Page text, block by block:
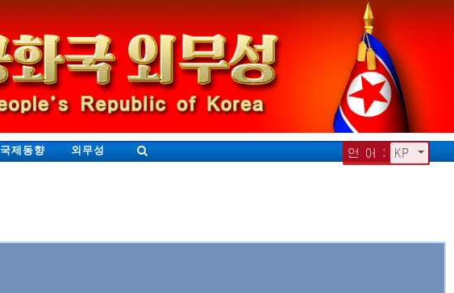
언 어 : KP
국제동향 외무성